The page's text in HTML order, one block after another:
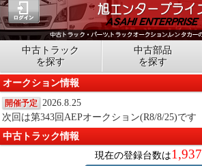
中古トラック
を探す
中古部品
を探す
オークション情報
開催予定
2026.8.25
次回は第343回AEPオークション(R8/8/25)です
中古トラック情報
現在の登録台数は1,937